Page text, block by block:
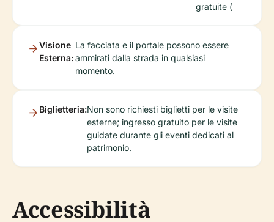
gratuite (
Visione
Esterna:
La facciata e il portale possono essere
ammirati dalla strada in qualsiasi
momento.
Biglietteria:Non sono richiesti biglietti per le visite
esterne; ingresso gratuito per le visite
guidate durante gli eventi dedicati al
patrimonio.
Accessibilità